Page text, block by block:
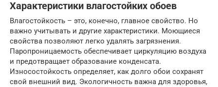
Характеристики влагостойких обоев
Влагостойкость – это, конечно, главное свойство. Но
важно учитывать и другие характеристики. Моющиеся
свойства позволяют легко удалять загрязнения.
Паропроницаемость обеспечивает циркуляцию воздуха
и предотвращает образование конденсата.
Износостойкость определяет, как долго обои сохранят
свой внешний вид. Экологичность важна для здоровья,